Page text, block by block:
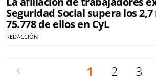
Seguridad Social supera los
75.778 de ellos en CyL
REDACCIÓN
1 2 3